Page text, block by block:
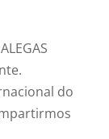
do